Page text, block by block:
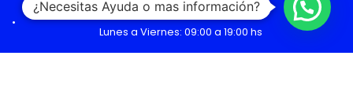
Lunes a Viernes: 09:00 a 19:00 hs
¿Necesitas Ayuda o mas información?